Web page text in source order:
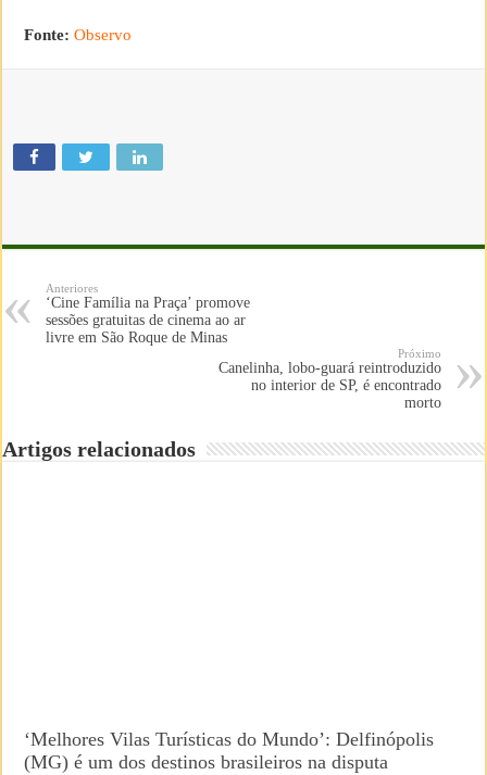
Fonte:Observo
Anteriores
‘Cine Família na Praça’ promove
sessões gratuitas de cinema ao ar
livre em São Roque de Minas
Próximo
Canelinha, lobo-guará reintroduzido
no interior de SP, é encontrado
morto
Artigos relacionados
‘Melhores Vilas Turísticas do Mundo’: Delfinópolis
(MG) é um dos destinos brasileiros na disputa